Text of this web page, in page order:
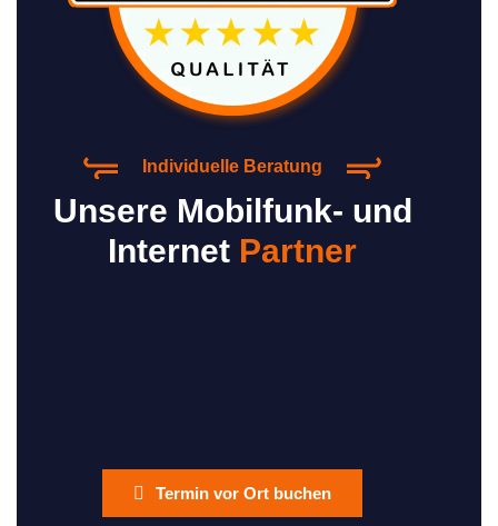
Individuelle Beratung
Unsere Mobilfunk- und
Internet Partner
Termin vor Ort buchen